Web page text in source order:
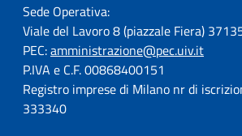
Sede Operativa:
Viale del Lavoro 8 (piazzale Fiera)
PEC:amministrazione@pec.uiv.it
P.IVA e C.F. 00868400151
Registro imprese di Milano nr di
333340